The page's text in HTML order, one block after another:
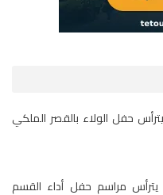
حفل الولاء بالقصر الملكي
مراسم حفل أداء القسم